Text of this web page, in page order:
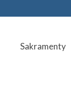
Sakramenty